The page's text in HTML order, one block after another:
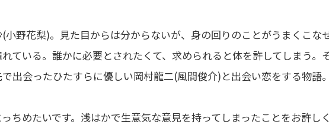
野花梨)。見た目からは分からないが、身の回りのことがうまくこな
ている。誰かに必要とされたくて、求められると体を許してしまう。
出会ったひたすらに優しい岡村龍二(風間俊介)と出会い恋をする物語
ちめたいです。浅はかで生意気な意見を持ってしまったことをお許し